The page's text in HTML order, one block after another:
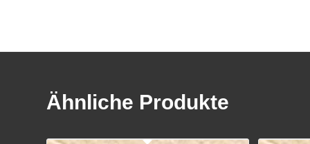
Ähnliche Produkte